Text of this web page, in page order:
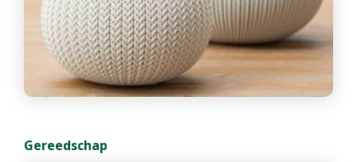
Gereedschap